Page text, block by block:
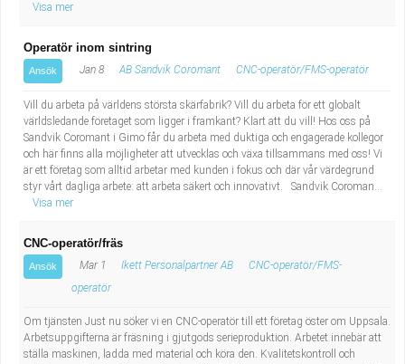
Visa mer
Operatör inom sintring
Ansök Jan 8 AB Sandvik Coromant CNC-operatör/FMS-operatör
Vill du arbeta på världens största skärfabrik? Vill du arbeta för ett globalt
världsledande företaget som ligger i framkant? Klart att du vill! Hos oss på
Sandvik Coromant i Gimo får du arbeta med duktiga och engagerade kollegor
och här finns alla möjligheter att utvecklas och växa tillsammans med oss! Vi
är ett företag som alltid arbetar med kunden i fokus och där vår värdegrund
styr vårt dagliga arbete: att arbeta säkert och innovativt. Sandvik Coroman...
Visa mer
CNC-operatör/fräs
Ansök Mar 1 Ikett Personalpartner AB
CNC-operatör/FMS-
operatör
Om tjänsten Just nu söker vi en CNC-operatör till ett företag öster om Uppsala.
Arbetsuppgifterna är fräsning i gjutgods serieproduktion. Arbetet innebär att
ställa maskinen, ladda med material och köra den. Kvalitetskontroll och